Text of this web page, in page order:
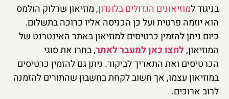
בניגוד למוזיאונים הגדולים בלונדון, מוזיאון שרלוק הולמס
הוא יוזמה פרטית ועל כן הכניסה אליו כרוכה בתשלום.
כיום ניתן להזמין כרטיסים למוזיאון באתר האינטרנט של
המוזיאון,לחצו כאן למעבר לאתר, בחרו את סוגי
הכרטיסים ואת התאריך לביקור. ניתן גם להזמין כרטיסים
במוזיאון עצמו, אך חשוב לקחת בחשבון שהתורים להזמנה
לרוב ארוכים.